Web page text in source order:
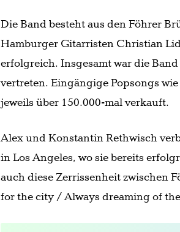
Die Band besteht aus den Föhrer
Hamburger Gitarristen Christian
erfolgreich. Insgesamt war die
vertreten. Eingängige Popsongs
jeweils über 150.000-mal verkauft.
Alex und Konstantin Rethwisch
in Los Angeles, wo sie bereits
auch diese Zerrissenheit zwischen
for the city / Always dreaming of